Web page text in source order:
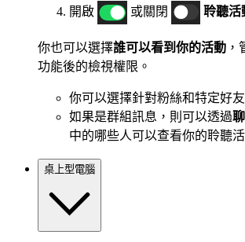
開啟
或關閉 聆聽活
你也可以選擇誰可以看到你的活動
功能後的檢視權限。
你可以選擇針對粉絲和特定好
如果是群組訊息，則可以透過
中的哪些人可以查看你的聆聽活
桌上型電腦